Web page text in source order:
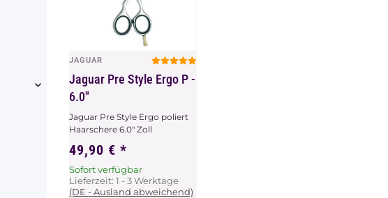
Vorschau
JAGUAR
Jaguar Pre Style Ergo P -
6.0"
Jaguar Pre Style Ergo poliert
Haarschere 6.0" Zoll
49,90 € *
Sofort verfügbar
Lieferzeit: 1 - 3 Werktage
(DE - Ausland abweichend)